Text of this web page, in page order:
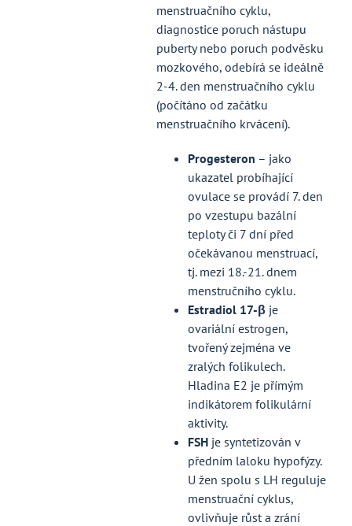
menstruačního cyklu,
diagnostice poruch nástupu
puberty nebo poruch podvěsku
mozkového, odebírá se ideálně
2-4. den menstruačního cyklu
(počítáno od začátku
menstruačního krvácení).
Progesteron – jako
ukazatel probíhající
ovulace se provádí 7. den
po vzestupu bazální
teploty či 7 dní před
očekávanou menstruací,
tj. mezi 18.-21. dnem
menstručního cyklu.
Estradiol 17-β je
ovariální estrogen,
tvořený zejména ve
zralých folikulech.
Hladina E2 je přímým
indikátorem folikulární
aktivity.
FSH je syntetizován v
předním laloku hypofýzy.
U žen spolu s LH reguluje
menstruační cyklus,
ovlivňuje růst a zrání